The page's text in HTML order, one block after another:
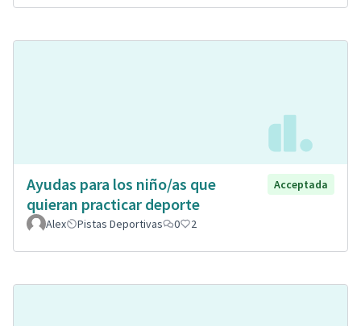
Ayudas para los niño/as que
quieran practicar deporte
Acceptada
Alex Pistas Deportivas 0 2